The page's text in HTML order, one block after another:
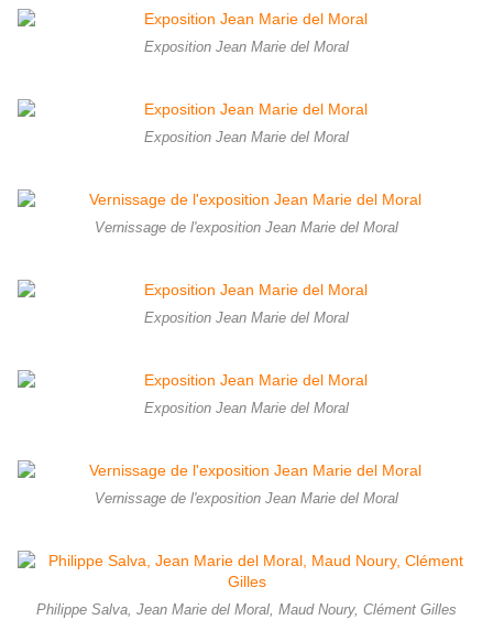
Exposition Jean Marie del Moral
Exposition Jean Marie del Moral
Vernissage de l'exposition Jean Marie del Moral
Exposition Jean Marie del Moral
Exposition Jean Marie del Moral
Vernissage de l'exposition Jean Marie del Moral
Philippe Salva, Jean Marie del Moral, Maud Noury, Clément Gilles